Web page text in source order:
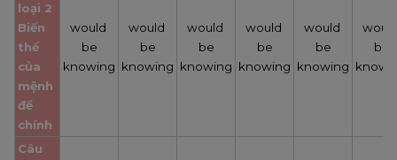
loại 2
Biến
thế
của
mệnh
đề
chính
would
be
knowing
would
be
knowing
would
be
knowing
would
be
knowing
would
be
knowing
be
Câu